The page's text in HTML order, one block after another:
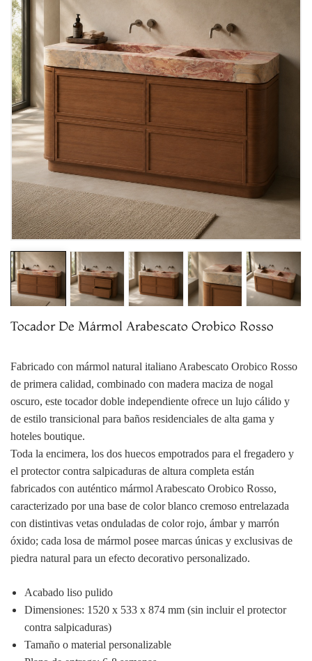
Tocador De Mármol Arabescato Orobico Rosso
Fabricado con mármol natural italiano Arabescato Orobico Rosso
de primera calidad, combinado con madera maciza de nogal
oscuro, este tocador doble independiente ofrece un lujo cálido y
de estilo transicional para baños residenciales de alta gama y
hoteles boutique.
Toda la encimera, los dos huecos empotrados para el fregadero y
el protector contra salpicaduras de altura completa están
fabricados con auténtico mármol Arabescato Orobico Rosso,
caracterizado por una base de color blanco cremoso entrelazada
con distintivas vetas onduladas de color rojo, ámbar y marrón
óxido; cada losa de mármol posee marcas únicas y exclusivas de
piedra natural para un efecto decorativo personalizado.
Acabado liso pulido
Dimensiones: 1520 x 533 x 874 mm (sin incluir el protector
contra salpicaduras)
Tamaño o material personalizable